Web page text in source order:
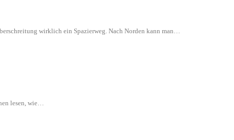
wirklich ein Spazierweg. Nach Norden kann man…
lesen, wie…